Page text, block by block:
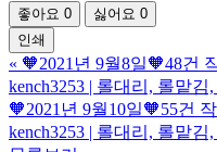
좋아요 0 싫어요 0
인쇄
« 🧡2021년 9월8일🧡48건
kench3253 | 롤대리, 롤맡김
🧡2021년 9월10일🧡55건
kench3253 | 롤대리, 롤맡김